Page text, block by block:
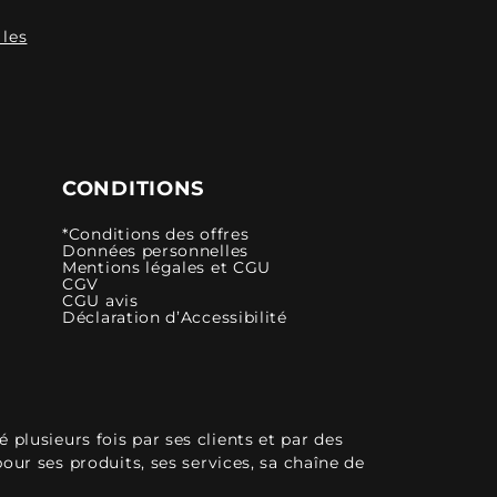
CONDITIONS
*Conditions des offres
Données personnelles
Mentions légales et CGU
CGV
CGU avis
Déclaration d’Accessibilité
plusieurs fois par ses clients et par des
ses produits, ses services, sa chaîne de